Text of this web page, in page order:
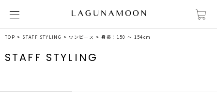
TOP STAFF STYLING ワンピース 身長：150 ～ 154cm
STAFF STYLING